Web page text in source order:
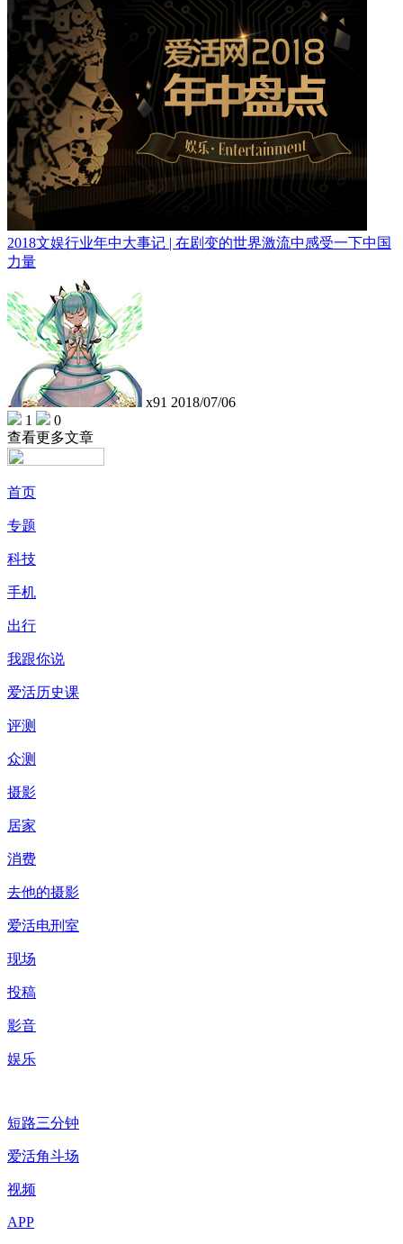
2018文娱行业年中大事记 | 在剧变的世界激流中感受一下中国
力量
x91 2018/07/06
1
0
查看更多文章
首页
专题
科技
手机
出行
我跟你说
爱活历史课
评测
众测
摄影
居家
消费
去他的摄影
爱活电刑室
现场
投稿
影音
娱乐
短路三分钟
爱活角斗场
视频
APP